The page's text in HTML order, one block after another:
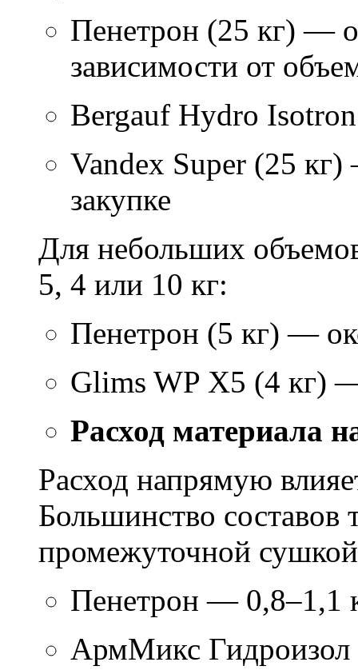
Пенетрон (25 кг) —
зависимости от
Bergauf Hydro
Vandex Super (25
закупке
Для небольших
5, 4 или 10 кг:
Пенетрон (5 кг) —
Glims WP X5 (4 кг)
Расход материала
Расход напрямую
Большинство составов
промежуточной
Пенетрон — 0,8–1,1
АрмМикс